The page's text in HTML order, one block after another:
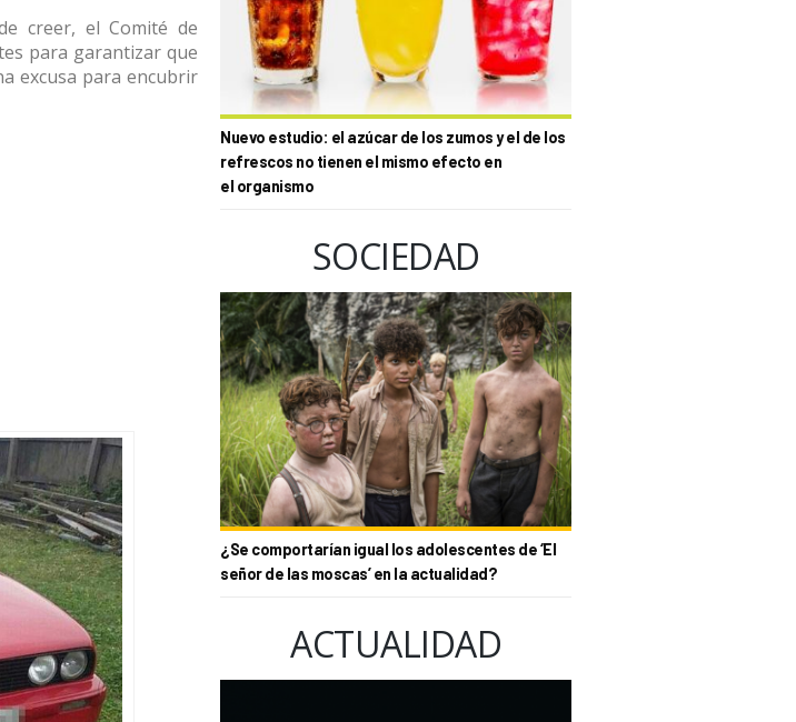
creer, el Comité de
para garantizar que
excusa para encubrir
Nuevo estudio: el azúcar de los zumos y el de los
refrescos no tienen el mismo efecto en
el organismo
SOCIEDAD
¿Se comportarían igual los adolescentes de ‘El
señor de las moscas’ en la actualidad?
ACTUALIDAD